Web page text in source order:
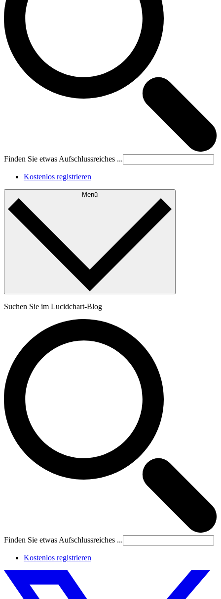
Finden Sie etwas Aufschlussreiches ...
Kostenlos registrieren
Menü
Suchen Sie im Lucidchart-Blog
Finden Sie etwas Aufschlussreiches ...
Kostenlos registrieren